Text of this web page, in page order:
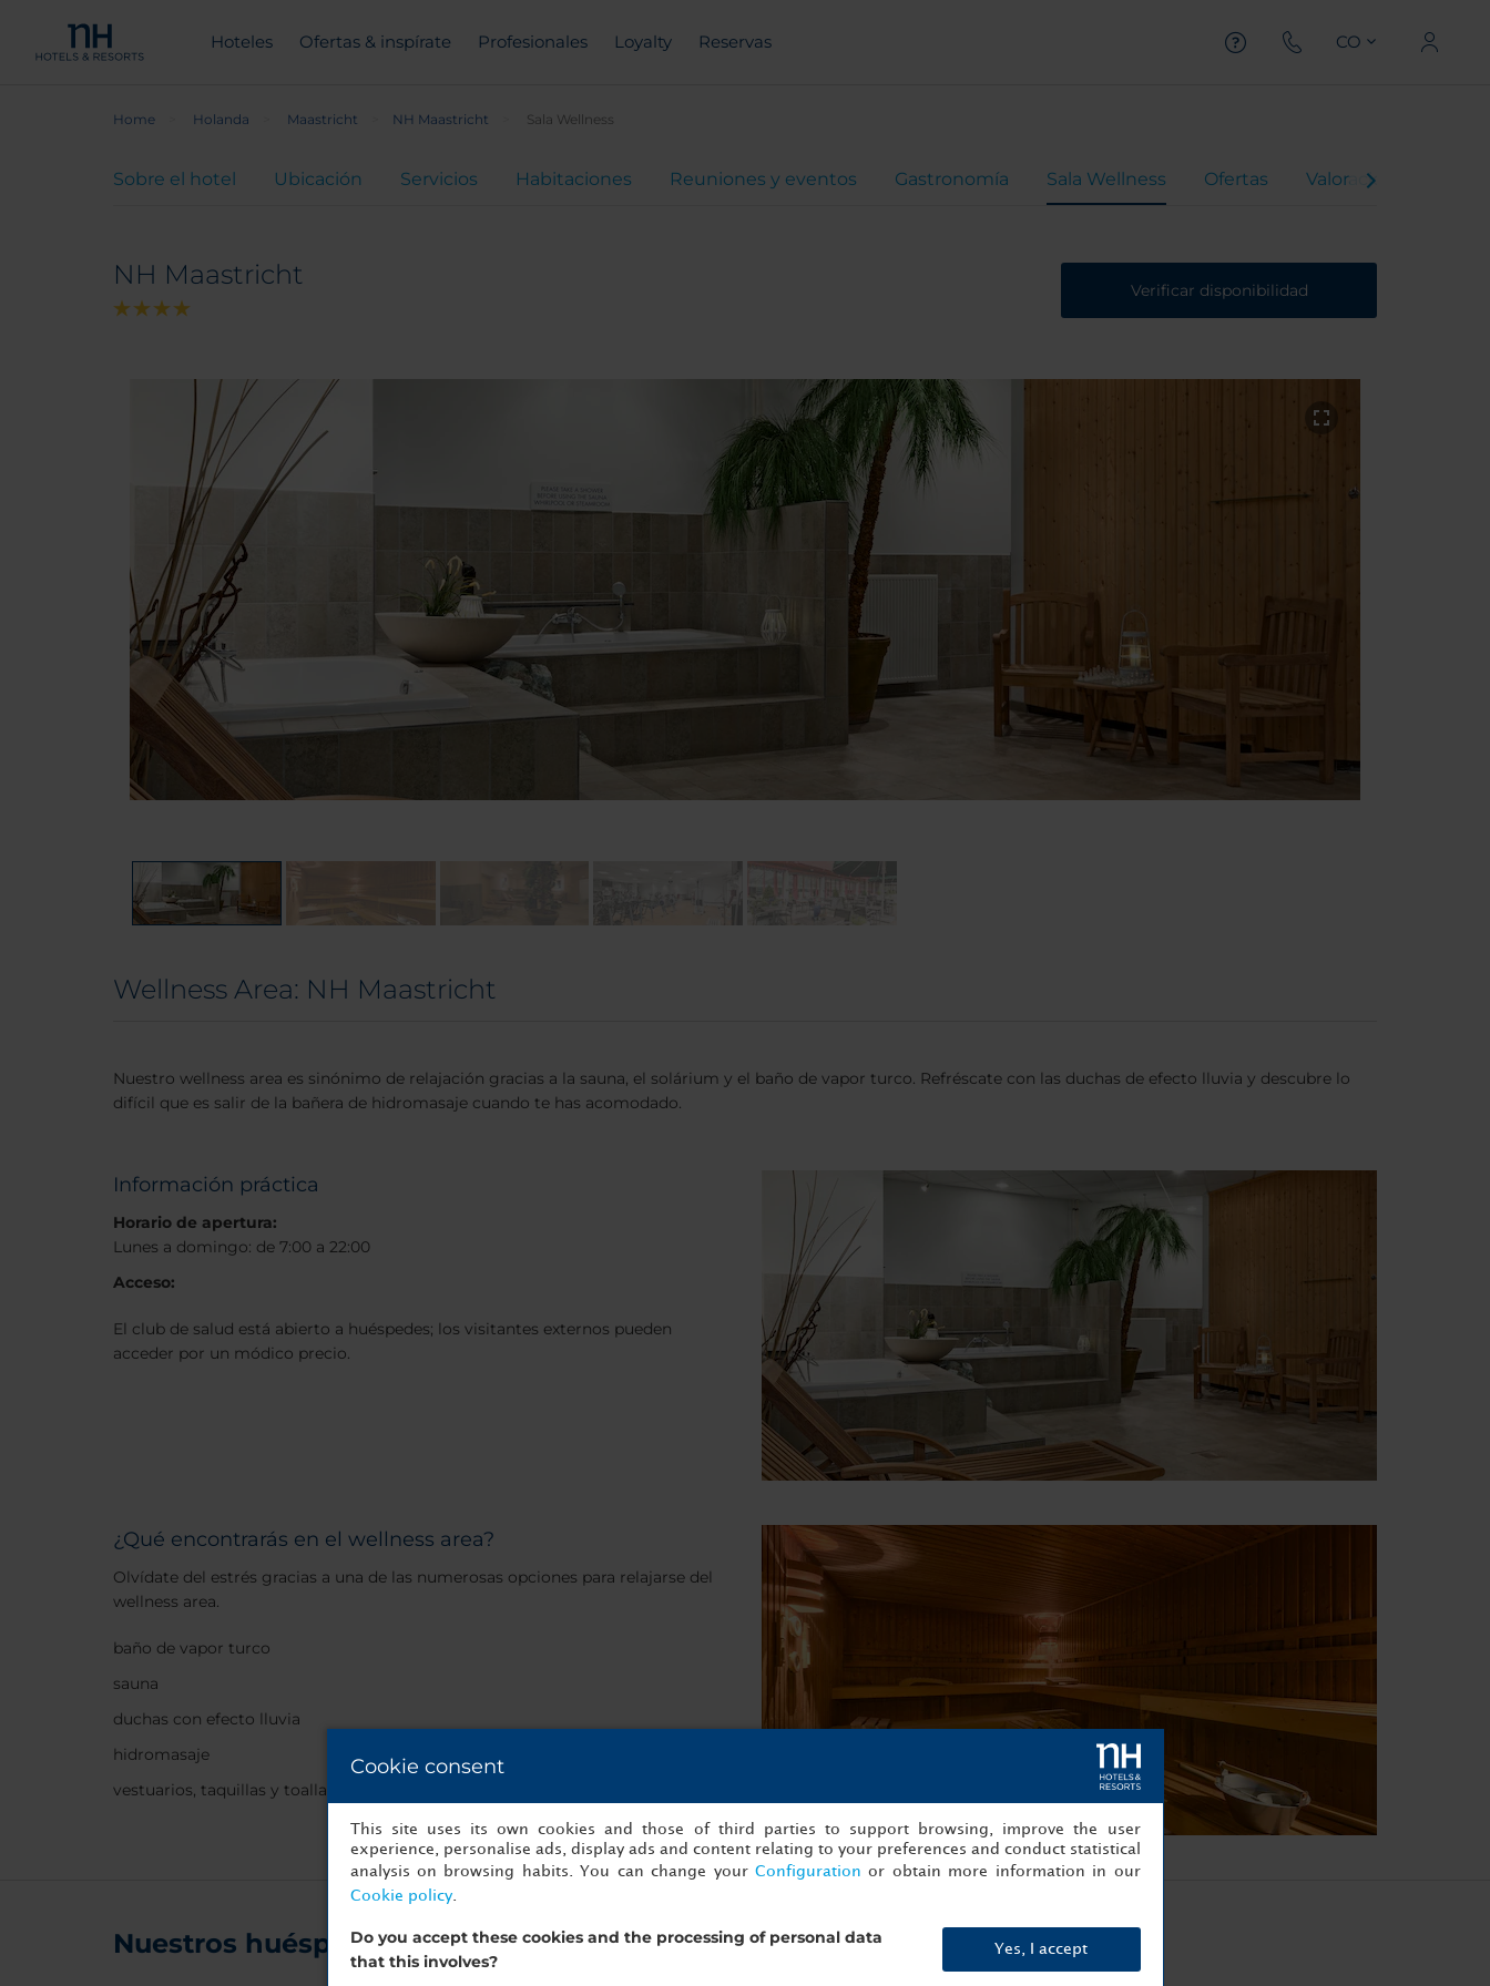
Hoteles Ofertas & inspírate Profesionales Loyalty Reservas CO
Home Holanda Maastricht NH Maastricht Sala Wellness
Sobre el hotel Ubicación Servicios Habitaciones Reuniones y eventos Gastronomía Sala Wellness Ofertas Valoraciones
NH Maastricht Verificar disponibilidad
Wellness Area: NH Maastricht
Nuestro wellness area es sinónimo de relajación gracias a la sauna, el solárium y el baño de vapor turco. Refréscate con las duchas de efecto lluvia y descubre lo
difícil que es salir de la bañera de hidromasaje cuando te has acomodado.
Información práctica
Horario de apertura:
Lunes a domingo: de 7:00 a 22:00
Acceso:
El club de salud está abierto a huéspedes; los visitantes externos pueden
acceder por un módico precio.
¿Qué encontrarás en el wellness area?
Olvídate del estrés gracias a una de las numerosas opciones para relajarse del
wellness area.
baño de vapor turco
sauna
duchas con efecto lluvia
hidromasaje
vestuarios, taquillas y toallas disponibles para los clientes
Nuestros huéspedes nos recomiendan:
Cookie consent
This site uses its own cookies and those of third parties to support browsing, improve the user
experience, personalise ads, display ads and content relating to your preferences and conduct statistical
analysis on browsing habits. You can change your Configuration or obtain more information in our
Cookie policy.
Do you accept these cookies and the processing of personal data
that this involves?
Yes, I accept